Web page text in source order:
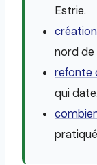
Estrie.
nord de
refonte
qui date.